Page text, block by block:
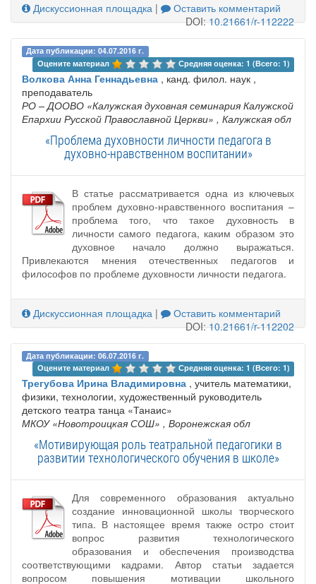
Дискуссионная площадка |
Оставить комментарий
DOI:10.21661/r-112222
Дата публикации: 04.07.2016 г.
Оцените материал
Средняя оценка: 1 (Всего: 1)
Волкова Анна Геннадьевна , канд. филол. наук ,
преподаватель
РО – ДООВО «Калужская духовная семинария Калужской
Епархии Русской Православной Церкви» , Калужская обл
«Проблема духовности личности педагога в
духовно-нравственном воспитании»
В статье рассматривается одна из ключевых
проблем духовно-нравственного воспитания –
проблема того, что такое духовность в
личности самого педагога, каким образом это
духовное начало должно выражаться.
Привлекаются мнения отечественных педагогов и
философов по проблеме духовности личности педагога.
Дискуссионная площадка |
Оставить комментарий
DOI:10.21661/r-112202
Дата публикации: 06.07.2016 г.
Оцените материал
Средняя оценка: 1 (Всего: 1)
Трегубова Ирина Владимировна , учитель математики,
физики, технологии, художественный руководитель
детского театра танца «Танаис»
МКОУ «Новотроицкая СОШ» , Воронежская обл
«Мотивирующая роль театральной педагогики в
развитии технологического обучения в школе»
Для современного образования актуально
создание инновационной школы творческого
типа. В настоящее время также остро стоит
вопрос развития технологического
образования и обеспечения производства
соответствующими кадрами. Автор статьи задается
вопросом повышения мотивации школьного